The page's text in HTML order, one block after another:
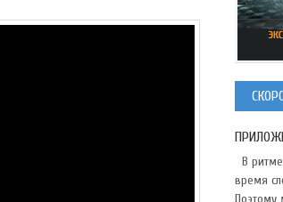
В
время
Поэтому